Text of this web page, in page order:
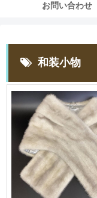
お問い合わせ
和装小物